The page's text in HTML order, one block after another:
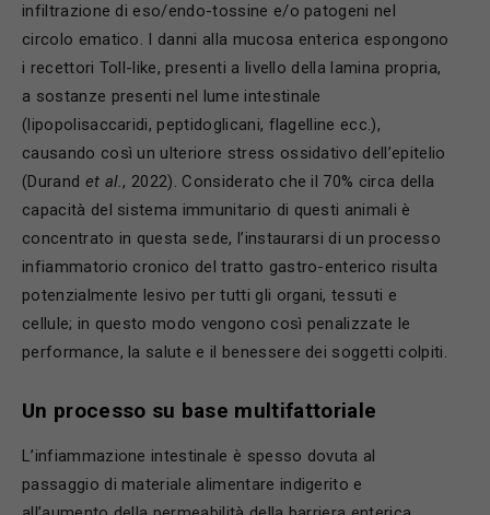
infiltrazione di eso/endo-tossine e/o patogeni nel
circolo ematico. I danni alla mucosa enterica espongono
i recettori Toll-like, presenti a livello della lamina propria,
a sostanze presenti nel lume intestinale
(lipopolisaccaridi, peptidoglicani, flagelline ecc.),
causando così un ulteriore stress ossidativo dell’epitelio
(Durand et al., 2022). Considerato che il 70% circa della
capacità del sistema immunitario di questi animali è
concentrato in questa sede, l’instaurarsi di un processo
infiammatorio cronico del tratto gastro-enterico risulta
potenzialmente lesivo per tutti gli organi, tessuti e
cellule; in questo modo vengono così penalizzate le
performance, la salute e il benessere dei soggetti colpiti.
Un processo su base multifattoriale
L’infiammazione intestinale è spesso dovuta al
passaggio di materiale alimentare indigerito e